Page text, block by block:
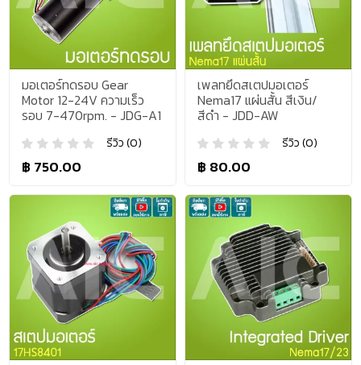
มอเตอร์ทดรอบ Gear
Motor 12-24V ความเร็ว
รอบ 7-470rpm. - JDG-A1
รีวิว (0)
฿ 750.00
เพลทยึดสเตปมอเตอร์
Nema17 แผ่นสั้น สีเงิน/
สีดำ - JDD-AW
รีวิว (0)
฿ 80.00